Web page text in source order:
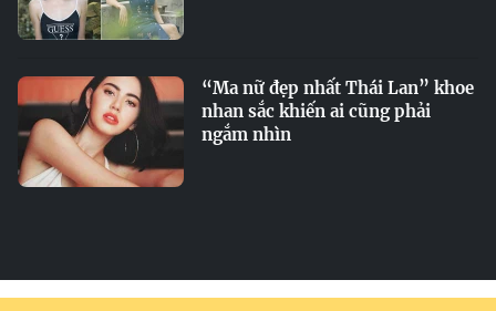
“Ma nữ đẹp nhất Thái Lan” khoe
nhan sắc khiến ai cũng phải
ngắm nhìn